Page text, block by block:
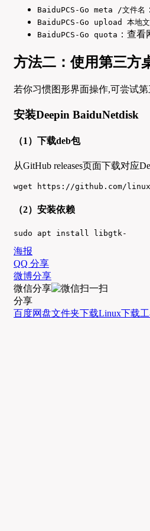
BaiduPCS-Go meta /文件名
BaiduPCS-Go upload 本地
BaiduPCS-Go quota ：查
方法二：使用第三方
若你习惯图形界面操作,可尝试
安装Deepin BaiduNetdisk
（1）下载deb包
从GitHub releases页面下载对应
wget https://github.com/
（2）安装依赖
sudo apt install libgtk-
海报
QQ 分享
微博分享
微信分享
分享
百度网盘文件夹下载Linux下载